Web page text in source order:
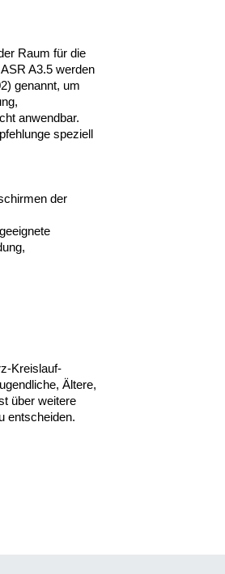
Raum für die
A3.5 werden
genannt, um
anwendbar.
speziell
der
Kreislauf-
Ältere,
über weitere
entscheiden.